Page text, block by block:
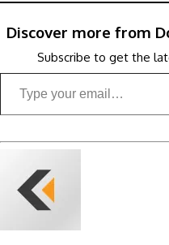
Discover more from
Subscribe to get the
Type your email…